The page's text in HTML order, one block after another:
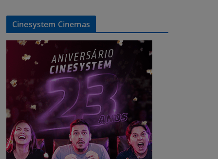
Cinesystem Cinemas